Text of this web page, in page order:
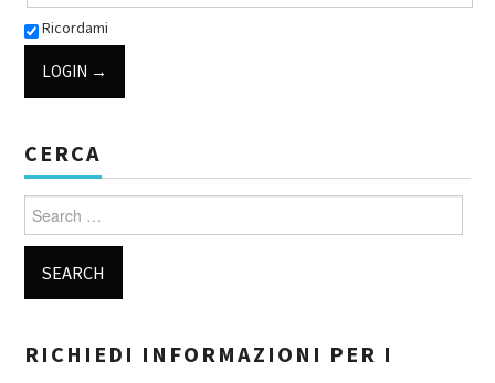
Ricordami
CERCA
Search for:
RICHIEDI INFORMAZIONI PER I